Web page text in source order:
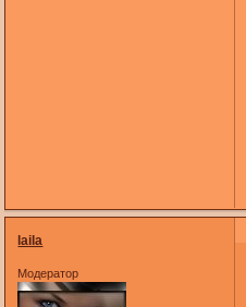
laila
Модератор